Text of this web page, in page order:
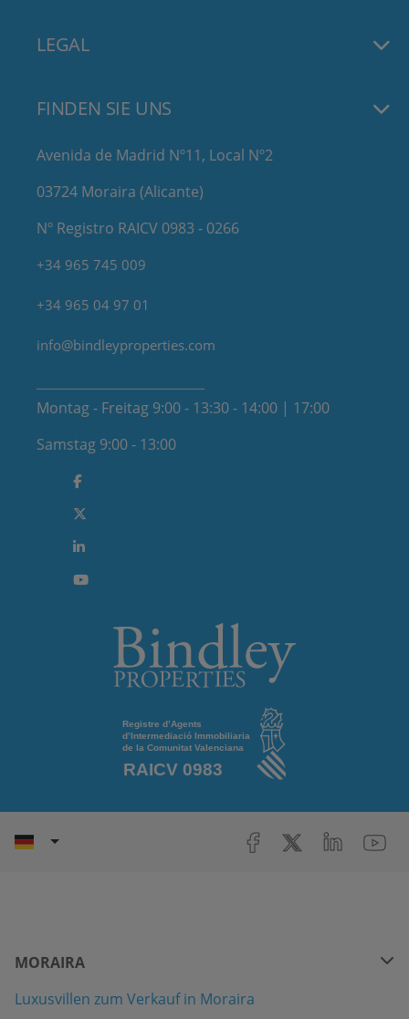
LEGAL
FINDEN SIE UNS
Avenida de Madrid Nº11, Local Nº2
03724 Moraira (Alicante)
Nº Registro RAICV 0983 - 0266
+34 965 745 009
+34 965 04 97 01
info@bindleyproperties.com
Montag - Freitag 9:00 - 13:30 - 14:00 | 17:00
Samstag 9:00 - 13:00
MORAIRA
Luxusvillen zum Verkauf in Moraira